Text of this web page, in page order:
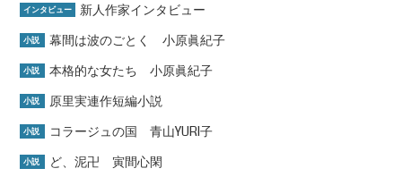
インタビュー 新人作家インタビュー
小説 幕間は波のごとく 小原眞紀子
小説 本格的な女たち 小原眞紀子
小説 原里実連作短編小説
小説 コラージュの国 青山YURI子
小説 ど、泥卍 寅間心閑